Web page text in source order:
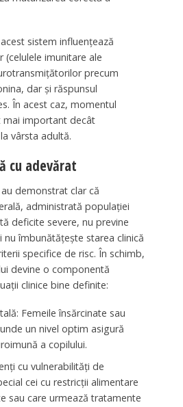
sistem influențează
imunitare ale
precum
dar și răspunsul
În acest caz, momentul
mai important decât
vârsta adultă.
cu adevărat
demonstrat clar că
administrată populației
deficite severe, nu previne
nu îmbunătățește starea clinică
specifice de risc. În schimb,
devine o componentă
clinice bine definite:
Femeile însărcinate sau
un nivel optim asigură
a copilului.
cu vulnerabilități de
cei cu restricții alimentare
sau care urmează tratamente